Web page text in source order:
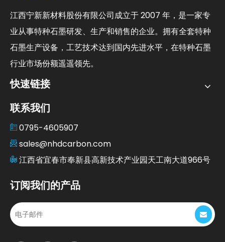
江西宁新新材料股份有限公司成立于 2007 年，是一家专
业从事特种石墨研发、生产和销售的企业。拥有全套特种
石墨生产设备，工艺技术达到国内先进水平，在特种石墨
行业市场份额遥遥领先。
快速链接
联系我们
0795-4605907
sales@nhdcarbon.com
江西省宜春市奉新县高新技术产业园天工南大道966号
订阅我们的产品